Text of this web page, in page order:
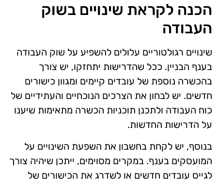
הכנה לקראת שינויים בשוק
העבודה
שינויים רגולטוריים עלולים להשפיע על שוק העבודה
בענף הבניין. ככל שהדרישות יתחזקו, יש צורך
בהכשרה נוספת של עובדים קיימים ומגוון כישורים
חדשים. יש לבחון את הצרכים הנוכחיים והעתידיים של
כוח העבודה ולתכנן תוכניות הכשרה מתאימות שיענו
על הדרישות החדשות.
בנוסף, יש לקחת בחשבון את השפעת השינויים על
המועסקים בענף. במקרים מסוימים, ייתכן שיהיה צורך
לגייס עובדים חדשים או לשדרג את הכישורים של